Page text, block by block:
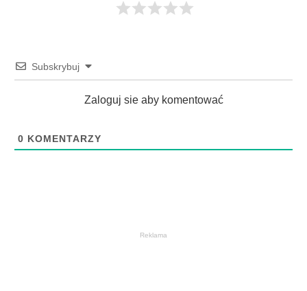
Subskrybuj
Zaloguj sie aby komentować
0 KOMENTARZY
Reklama